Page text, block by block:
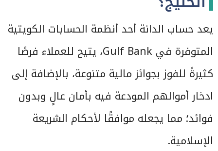
يعد حساب الدانة أحد أنظمة الحسابات الكويتية
المتوفرة في Gulf Bank، يتيح للعملاء فرصًا
كثيرةً للفوز بجوائز مالية متنوعة، بالإضافة إلى
ادخار أموالهم المودعة فيه بأمان عالٍ وبدون
فوائد؛ مما يجعله موافقًا لأحكام الشريعة
الإسلامية.